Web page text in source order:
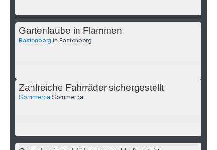
Gartenlaube in Flammen
Rastenberg in Rastenberg
Zahlreiche Fahrräder sichergestellt
Sömmerda Sömmerda